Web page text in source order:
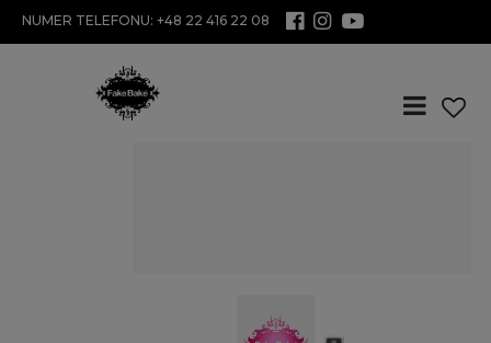
NUMER TELEFONU: +48 22 416 22 08